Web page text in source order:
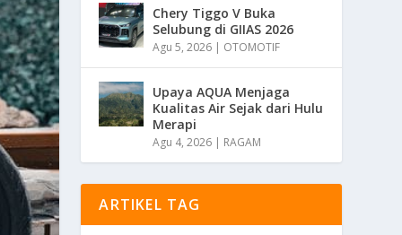
Chery Tiggo V Buka
Selubung di GIIAS 2026
Agu 5, 2026 | OTOMOTIF
Upaya AQUA Menjaga
Kualitas Air Sejak dari Hulu
Merapi
Agu 4, 2026 | RAGAM
ARTIKEL TAG